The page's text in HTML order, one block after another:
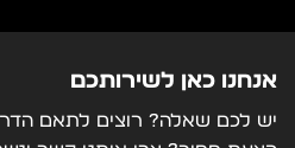
אנחנו כאן לשירותכם
יש לכם שאלה? רוצים לתאם